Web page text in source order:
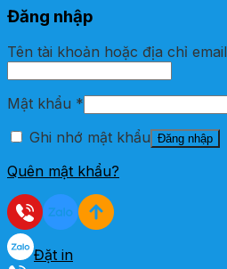
Đăng nhập
Tên tài khoản hoặc địa chỉ email
Mật khẩu *
Ghi nhớ mật khẩu Đăng nhập
Quên mật khẩu?
Đặt in